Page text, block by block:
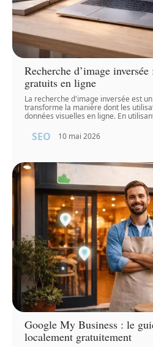
Recherche d’image
gratuits en ligne
La recherche d'image inversée est
transforme la manière dont les
données visuelles en ligne. En
SEO 10 mai 2026
Google My Business : le
localement gratuitement